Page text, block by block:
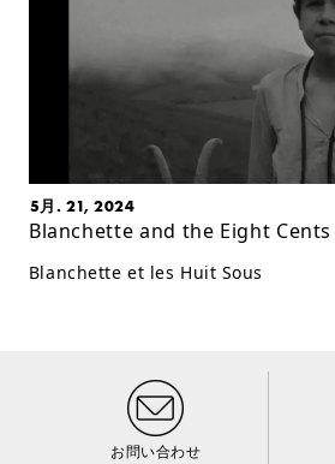
5月. 21, 2024
Blanchette and the Eight Cents
Blanchette et les Huit Sous
お問い合わせ